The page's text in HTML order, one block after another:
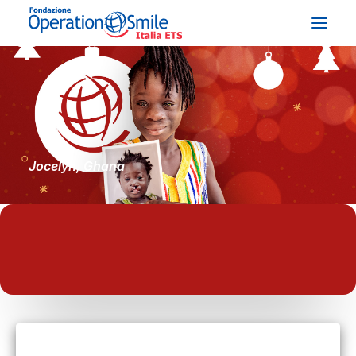
CHI SIAMO
COSA FACCIAMO
COSA PUOI FARE TU
STORIE E TESTIMONIANZE
Jocelyn, Ghana